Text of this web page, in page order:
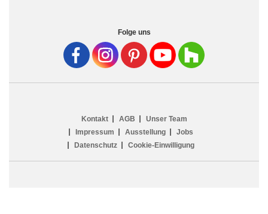
Folge uns
Kontakt AGB
Unser Team
Impressum
Ausstellung
Jobs
Datenschutz
Cookie-Einwilligung